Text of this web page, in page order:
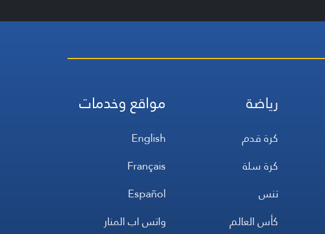
رياضة
كرة قدم
كرة سلة
تنس
كأس العالم
مواقع وخدمات
English
Français
Español
واتس اب المنار